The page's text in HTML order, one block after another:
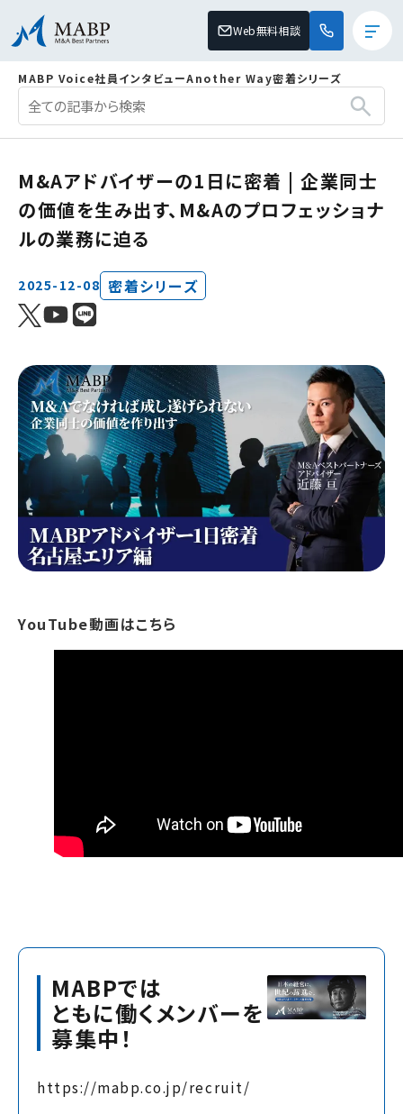
Web無料相談
MABP Voice社員インタビューAnother Way密着シリーズ
M&Aアドバイザーの1日に密着 | 企業同士
の価値を生み出す、M&Aのプロフェッショナ
ルの業務に迫る
2025-12-08 密着シリーズ
YouTube動画はこちら
MABPでは
ともに働くメンバーを
募集中！
https://mabp.co.jp/recruit/